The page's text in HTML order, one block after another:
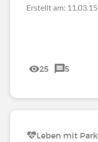
Erstellt am: 11.03.15
25 5
Leben mit